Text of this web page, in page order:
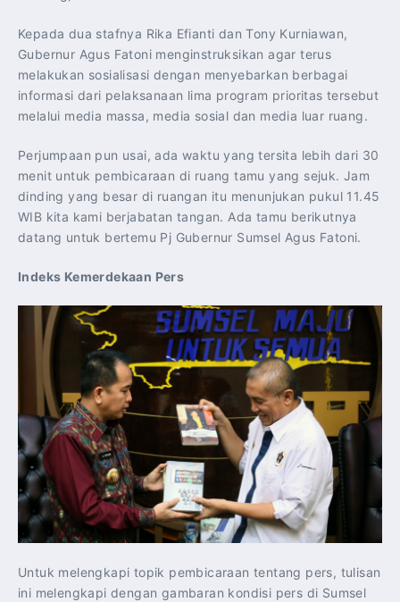
Kepada dua stafnya Rika Efianti dan Tony Kurniawan,
Gubernur Agus Fatoni menginstruksikan agar terus
melakukan sosialisasi dengan menyebarkan berbagai
informasi dari pelaksanaan lima program prioritas tersebut
melalui media massa, media sosial dan media luar ruang.
Perjumpaan pun usai, ada waktu yang tersita lebih dari 30
menit untuk pembicaraan di ruang tamu yang sejuk. Jam
dinding yang besar di ruangan itu menunjukan pukul 11.45
WIB kita kami berjabatan tangan. Ada tamu berikutnya
datang untuk bertemu Pj Gubernur Sumsel Agus Fatoni.
Indeks Kemerdekaan Pers
Untuk melengkapi topik pembicaraan tentang pers, tulisan
ini melengkapi dengan gambaran kondisi pers di Sumsel